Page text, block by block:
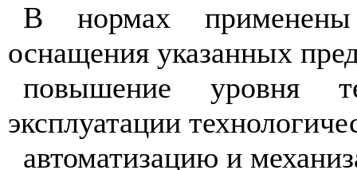
В нормах применены
оснащения указанных
повышение уровня
эксплуатации
автоматизацию и